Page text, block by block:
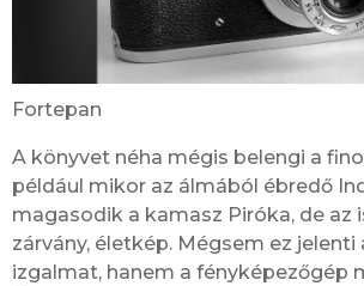
Fortepan
A könyvet néha mégis belengi a
például mikor az álmából ébredő
magasodik a kamasz Piróka, de az
zárvány, életkép. Mégsem ez
izgalmat, hanem a fényképezőgép